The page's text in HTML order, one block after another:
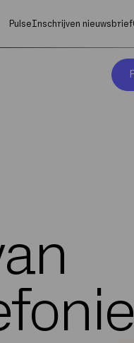
PulseInschrijven nieuwsbrief